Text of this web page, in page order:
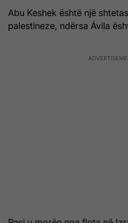
Abu Keshek është një
palestineze, ndërsa Ávila